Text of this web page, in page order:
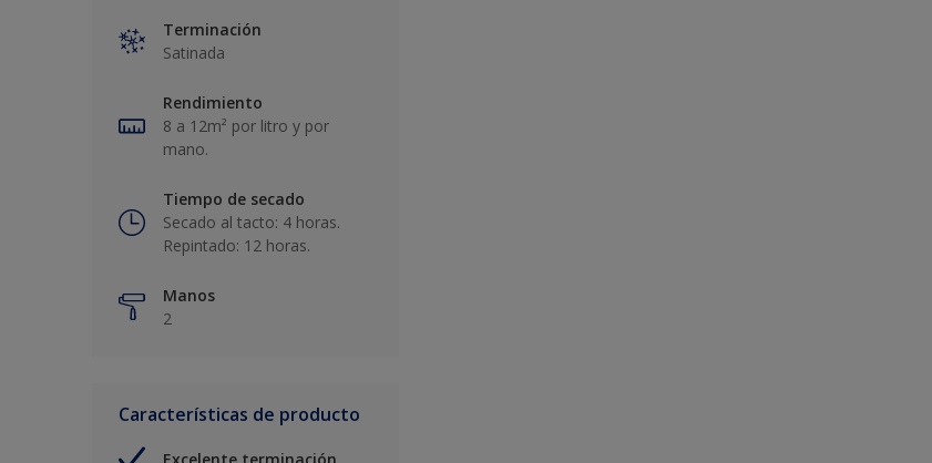
Terminación
Satinada
Rendimiento
8 a 12m² por litro y por
mano.
Tiempo de secado
Secado al tacto: 4 horas.
Repintado: 12 horas.
Manos
2
Características de producto